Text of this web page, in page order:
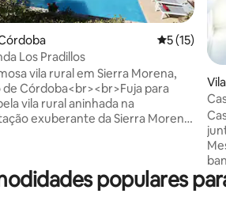
média de 5, 117 avaliações
5 de uma
5 (15)
Los Pradillos
vila rural em Sierra Morena,
Córdoba<br><br>Fuja para
vila rural aninhada na
exuberante da Sierra Morena,
este retiro tranquilo oferece
a trilhas deslumbrantes e a
populares